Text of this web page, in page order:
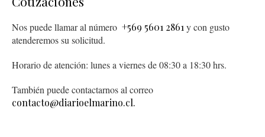
Nos puede llamar al número +569 5601 2861 y con gusto
atenderemos su solicitud.
Horario de atención: lunes a viernes de 08:30 a 18:30 hrs.
También puede contactarnos al correo
contacto@diarioelmarino.cl.